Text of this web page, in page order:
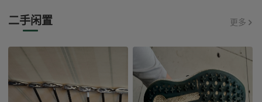
二手闲置 更多